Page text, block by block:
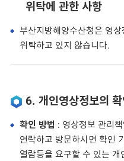
위탁에 관한 사항
부산지방해양수산청은 영
위탁하고 있지 않습니다.
6. 개인영상정보의
확인 방법 : 영상정보 관리
연락하고 방문하시면 확인
열람등을 요구할 수 있는 개